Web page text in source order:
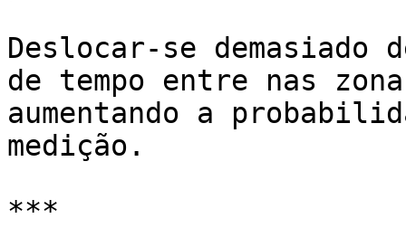
Deslocar-se demasiado
de tempo entre nas
aumentando a
medição.
***